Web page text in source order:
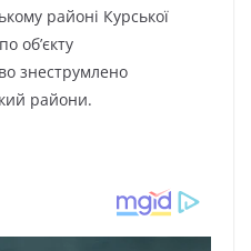
районі Курської
об’єкту
знеструмлено
райони.